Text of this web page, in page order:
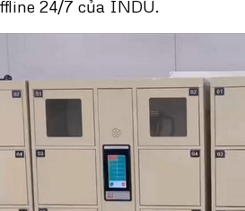
24/7 của INDU.